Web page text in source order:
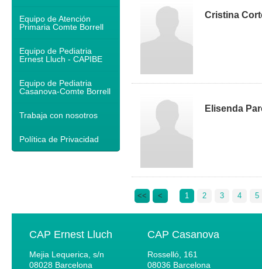
Equipo de Atención
Primaria Comte Borrell
Equipo de Pediatria
Ernest Lluch - CAPIBE
Equipo de Pediatria
Casanova-Comte Borrell
Trabaja con nosotros
Política de Privacidad
Cristina
Elisenda
<< < 1 2 3 4 5
CAP Ernest Lluch
Mejia Lequerica, s/n
08028 Barcelona
CAP Casanova
Rosselló, 161
08036 Barcelona